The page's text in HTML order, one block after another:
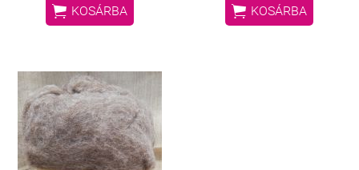
 KOSÁRBA  KOSÁRBA